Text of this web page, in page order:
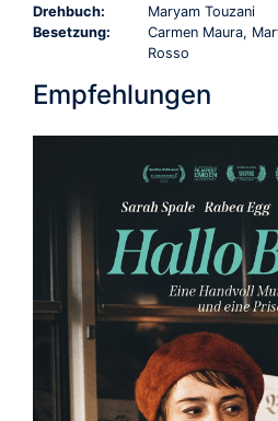
Drehbuch:
Maryam Touzani
Besetzung:
Carmen Maura,
Rosso
Empfehlungen